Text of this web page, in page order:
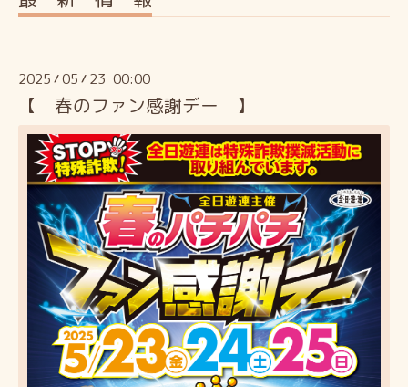
2025 /05 / 23 00:00
【 春のファン感謝デー 】